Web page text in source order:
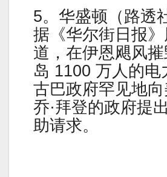
5。华盛顿（路
据《华尔街日报
道，在伊恩飓风
岛 1100 万人的电
古巴政府罕见地
乔·拜登的政府提
助请求。